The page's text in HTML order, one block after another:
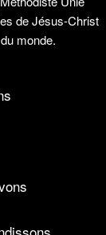
de Jésus-Christ
monde.